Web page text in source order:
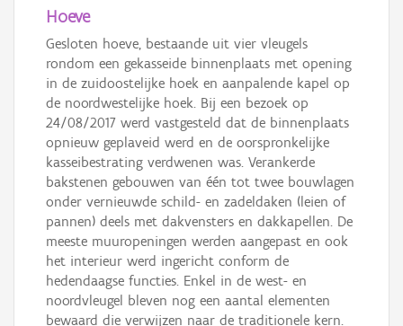
Hoeve
Gesloten hoeve, bestaande uit vier vleugels
rondom een gekasseide binnenplaats met opening
in de zuidoostelijke hoek en aanpalende kapel op
de noordwestelijke hoek. Bij een bezoek op
24/08/2017 werd vastgesteld dat de binnenplaats
opnieuw geplaveid werd en de oorspronkelijke
kasseibestrating verdwenen was. Verankerde
bakstenen gebouwen van één tot twee bouwlagen
onder vernieuwde schild- en zadeldaken (leien of
pannen) deels met dakvensters en dakkapellen. De
meeste muuropeningen werden aangepast en ook
het interieur werd ingericht conform de
hedendaagse functies. Enkel in de west- en
noordvleugel bleven nog een aantal elementen
bewaard die verwijzen naar de traditionele kern.